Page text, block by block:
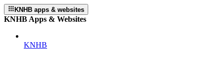
KNHB apps & websites
KNHB Apps & Websites
KNHB